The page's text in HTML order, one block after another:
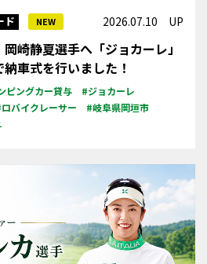
ド NEW 2026.07.10 UP
崎静夏選手へ「ジョカーレ」
車式を行いました！
ピングカー貸与
#ジョカーレ
バイクレーサー
#岐阜県岡垣市